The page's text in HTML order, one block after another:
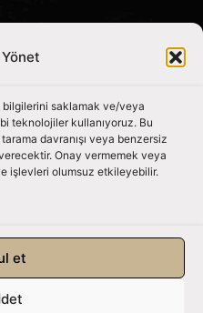
saklamak ve/veya
teknolojiler kullanıyoruz. Bu
davranışı veya benzersiz
Onay vermemek veya
işlevleri olumsuz etkileyebilir.
et
Edin